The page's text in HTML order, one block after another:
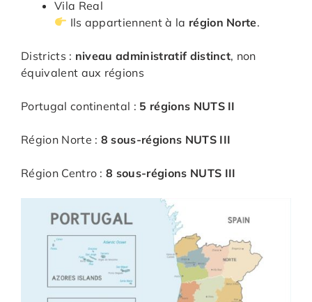
Vila Real
Ils appartiennent à la région Norte.
Districts : niveau administratif distinct, non
équivalent aux régions
Portugal continental : 5 régions NUTS II
Région Norte : 8 sous-régions NUTS III
Région Centro :8 sous-régions NUTS III